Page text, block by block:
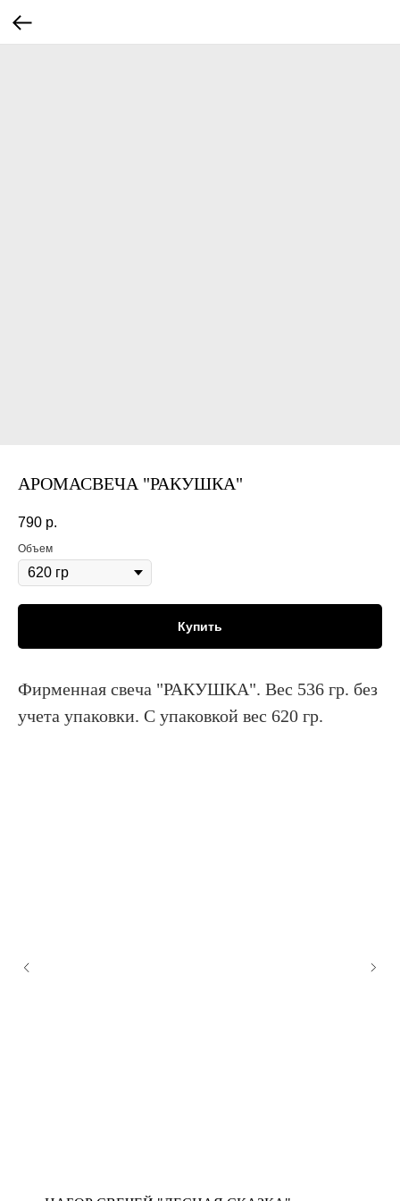
АРОМАСВЕЧА "РАКУШКА"
790 р.
Объем
Купить
Фирменная свеча "РАКУШКА". Вес 536 гр. без
учета упаковки. С упаковкой вес 620 гр.